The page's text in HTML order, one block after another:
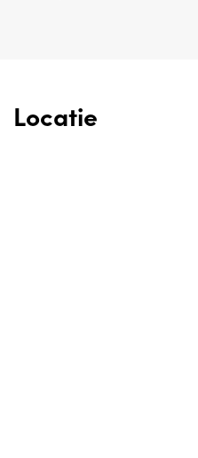
Locatie